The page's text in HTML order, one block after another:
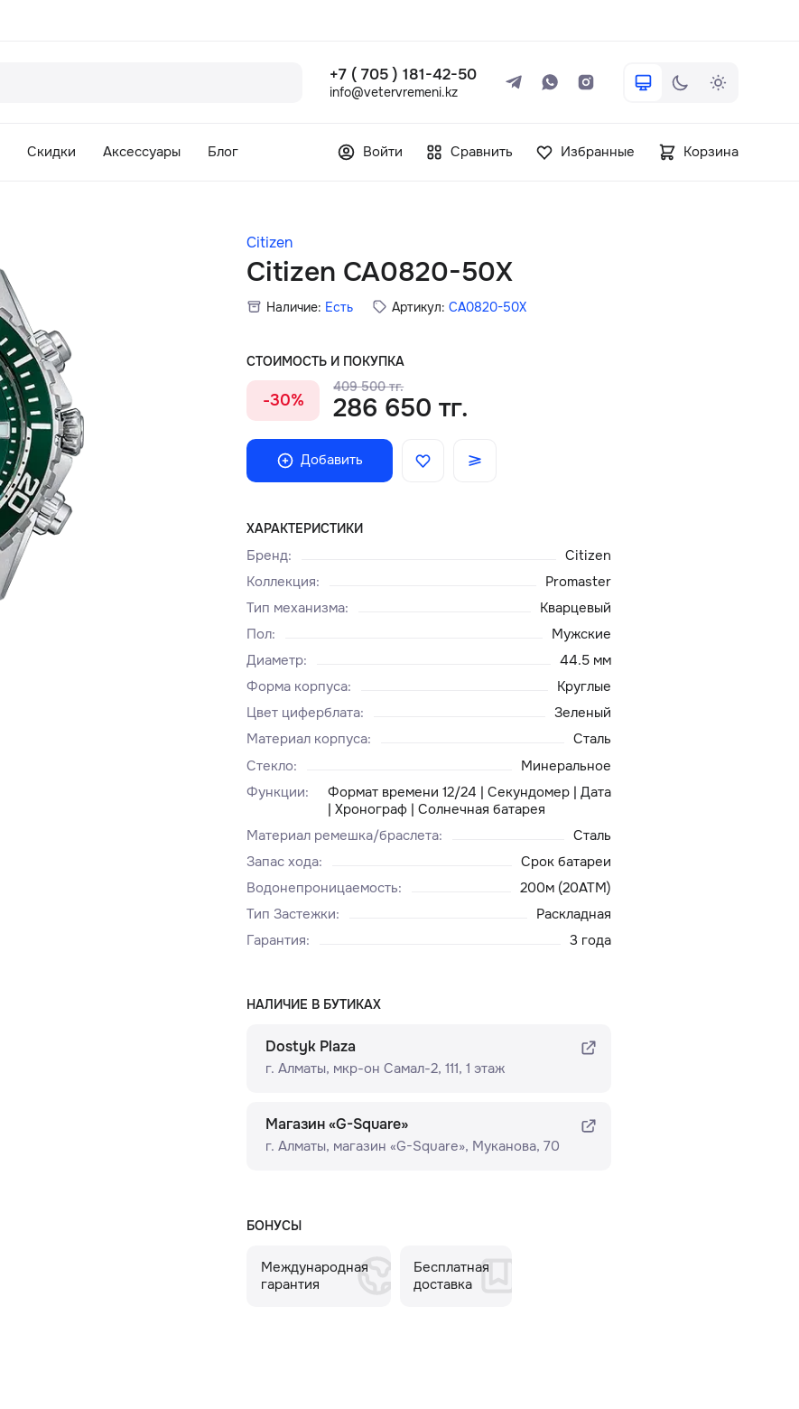
+7 ( 705 ) 181-42-50
info@vetervremeni.kz
Скидки Аксессуары Блог Войти Сравнить Избранные Корзина
Citizen
Citizen CA0820-50X
Наличие: Есть Артикул: CA0820-50X
СТОИМОСТЬ И ПОКУПКА
-30%
409 500 тг.
286 650 тг.
Добавить
ХАРАКТЕРИСТИКИ
Бренд:
Citizen
Коллекция:
Promaster
Тип механизма:
Кварцевый
Пол:
Мужские
Диаметр:
44.5 мм
Форма корпуса:
Круглые
Цвет циферблата:
Зеленый
Материал корпуса:
Сталь
Стекло:
Минеральное
Функции:
Формат времени 12/24 | Секундомер | Дата
| Хронограф | Солнечная батарея
Материал ремешка/браслета:
Сталь
Запас хода:
Срок батареи
Водонепроницаемость:
200м (20ATM)
Тип Застежки:
Раскладная
Гарантия: 3 года
НАЛИЧИЕ В БУТИКАХ
Dostyk Plaza
г. Алматы, мкр-он Самал-2, 111, ​1 этаж
Магазин «G-Square»
г. Алматы, ​магазин «G-Square»​, Муканова, 70
БОНУСЫ
Международная
гарантия
Бесплатная
доставка
+7 ( 705 ) 181-42-50
Каталог
О нас
Доставка и оплата
Сервисный центр